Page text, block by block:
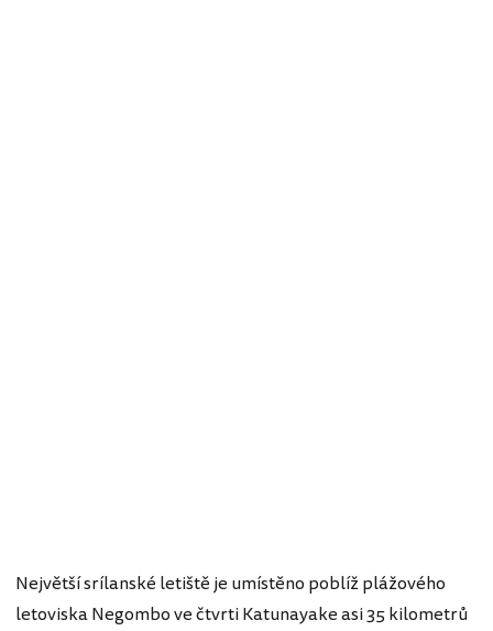
Největší srílanské letiště je umístěno poblíž plážového
letoviska Negombo ve čtvrti Katunayake asi 35 kilometrů